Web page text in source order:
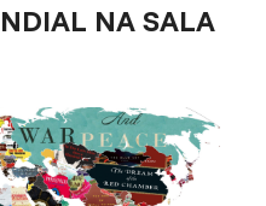
NA SALA